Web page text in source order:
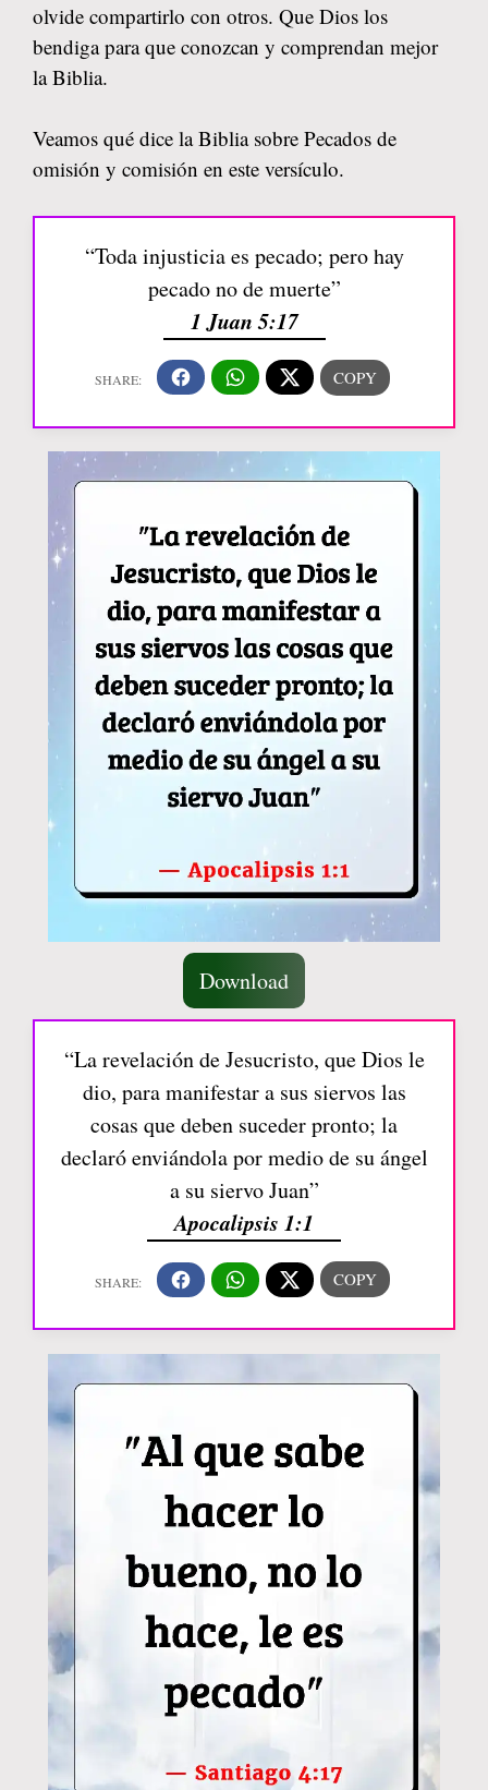
olvide compartirlo con otros. Que Dios los
bendiga para que conozcan y comprendan mejor
la Biblia.
Veamos qué dice la Biblia sobre Pecados de
omisión y comisión en este versículo.
“Toda injusticia es pecado; pero hay
pecado no de muerte”
1 Juan 5:17
Download
“La revelación de Jesucristo, que Dios le
dio, para manifestar a sus siervos las
cosas que deben suceder pronto; la
declaró enviándola por medio de su ángel
a su siervo Juan”
Apocalipsis 1:1